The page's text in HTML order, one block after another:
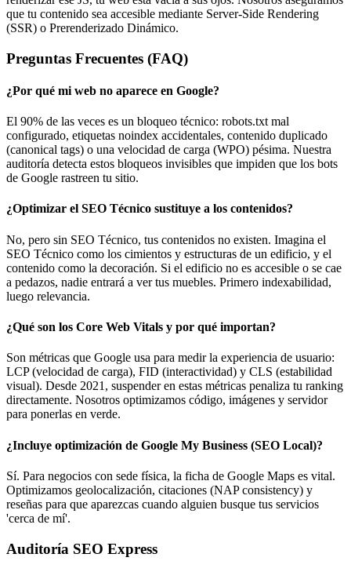
que tu contenido sea accesible mediante Server-Side Rendering
(SSR) o Prerenderizado Dinámico.
Preguntas Frecuentes (FAQ)
¿Por qué mi web no aparece en Google?
El 90% de las veces es un bloqueo técnico: robots.txt mal
configurado, etiquetas noindex accidentales, contenido duplicado
(canonical tags) o una velocidad de carga (WPO) pésima. Nuestra
auditoría detecta estos bloqueos invisibles que impiden que los bots
de Google rastreen tu sitio.
¿Optimizar el SEO Técnico sustituye a los contenidos?
No, pero sin SEO Técnico, tus contenidos no existen. Imagina el
SEO Técnico como los cimientos y estructuras de un edificio, y el
contenido como la decoración. Si el edificio no es accesible o se cae
a pedazos, nadie entrará a ver tus muebles. Primero indexabilidad,
luego relevancia.
¿Qué son los Core Web Vitals y por qué importan?
Son métricas que Google usa para medir la experiencia de usuario:
LCP (velocidad de carga), FID (interactividad) y CLS (estabilidad
visual). Desde 2021, suspender en estas métricas penaliza tu ranking
directamente. Nosotros optimizamos código, imágenes y servidor
para ponerlas en verde.
¿Incluye optimización de Google My Business (SEO Local)?
Sí. Para negocios con sede física, la ficha de Google Maps es vital.
Optimizamos geolocalización, citaciones (NAP consistency) y
reseñas para que aparezcas cuando alguien busque tus servicios
'cerca de mí'.
Auditoría SEO Express